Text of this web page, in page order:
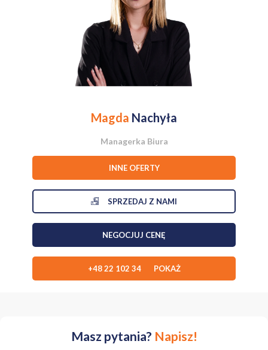
Standard i instalacje
- ogrzewanie: piec na węgiel/drewno oraz piec gazowy
Zabudowania dodatkowe
- budynki gospodarcze
- altana ogrodowa
Powierzchnia 889 m². Teren o ukształtowaniu kaskadowym,
zagospodarowany zielenią, zapewniający prywatność i szerokie
możliwości aranżacyjne. Działka ogrodzona.
Nieruchomość o dużym potencjale, zarówno dla rodzin, jak i
Magda Nachyła
Managerka Biura
INNE OFERTY
SPRZEDAJ Z NAMI
NEGOCJUJ CENĘ
+48 22 102 34 POKAŻ
Masz pytania? Napisz!